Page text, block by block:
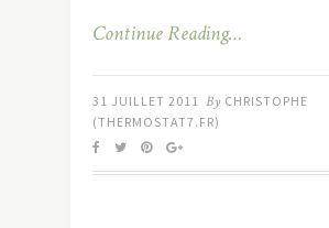
Continue Reading…
31 JUILLET 2011 By CHRISTOPHE
(THERMOSTAT7.FR)